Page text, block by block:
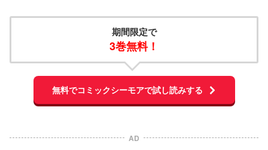
期間限定で
3巻無料！
無料でコミックシーモアで試し読みする
AD